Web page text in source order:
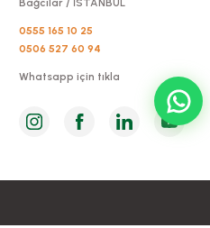
Bağcılar / İSTANBUL
0555 165 10 25
0506 527 60 94
Whatsapp için tıkla